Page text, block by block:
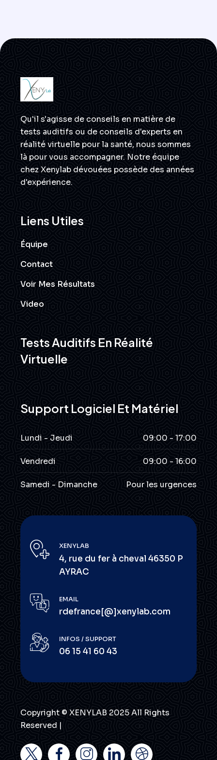
Qu'il s'agisse de conseils en matière de
tests auditifs ou de conseils d'experts en
réalité virtuelle pour la santé, nous sommes
là pour vous accompagner. Notre équipe
chez Xenylab dévouées possède des années
d'expérience.
Liens Utiles
Équipe
Contact
Voir Mes Résultats
Video
Tests Auditifs En Réalité
Virtuelle
Support Logiciel Et Matériel
Lundi - Jeudi 09:00 - 17:00
Vendredi 09:00 - 16:00
Samedi - Dimanche Pour les urgences
XENYLAB
4, rue du fer à cheval 46350 P
AYRAC
EMAIL
rdefrance[@]xenylab.com
INFOS / SUPPORT
06 15 41 60 43
Copyright © XENYLAB 2025 All Rights
Reserved |